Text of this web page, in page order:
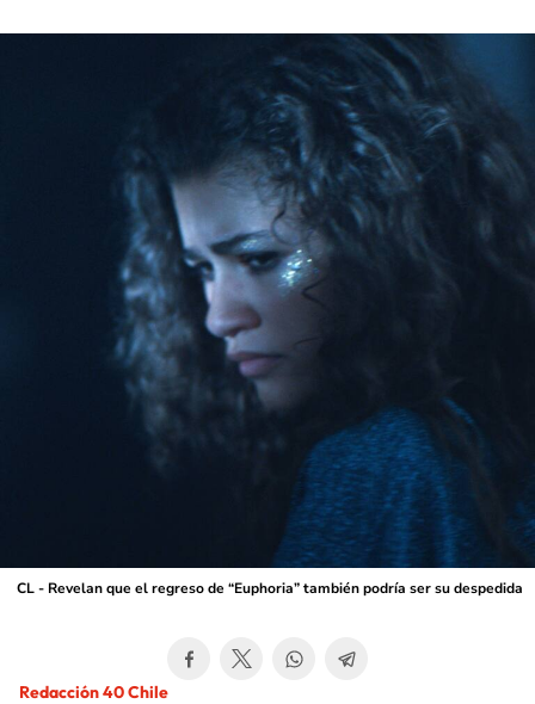
CL - Revelan que el regreso de “Euphoria” también podría ser su despedida
Redacción 40 Chile